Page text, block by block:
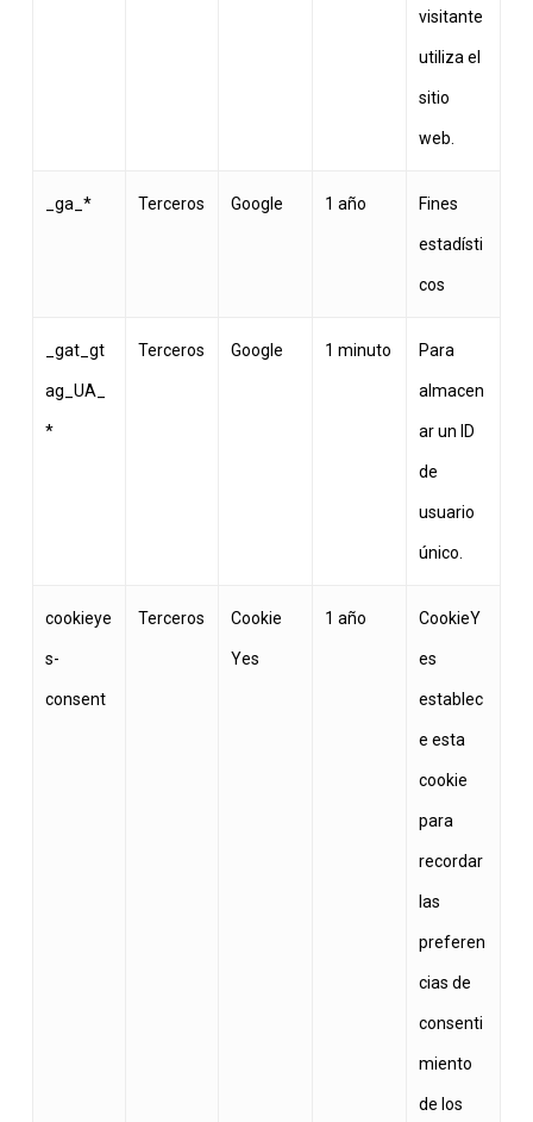
visitante
utiliza el
sitio
web.
_ga_* Terceros Google 1 año Fines
estadísti
cos
_gat_gt
ag_UA_
*
Terceros Google 1 minuto Para
almacen
ar un ID
de
usuario
único.
cookieye
s-
consent
Terceros Cookie
Yes
1 año CookieY
es
establec
e esta
cookie
para
recordar
las
preferen
cias de
consenti
miento
de los